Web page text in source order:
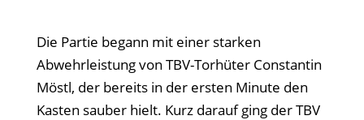
Die Partie begann mit einer starken
Abwehrleistung von TBV-Torhüter Constantin
Möstl, der bereits in der ersten Minute den
Kasten sauber hielt. Kurz darauf ging der TBV